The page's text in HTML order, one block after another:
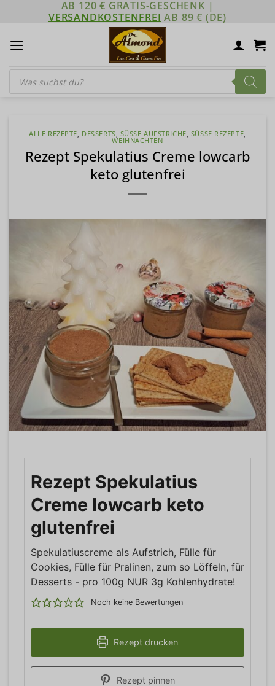
AB 120 € GRATIS-GESCHENK |
VERSANDKOSTENFREI AB 89 € (DE)
Products
search
ALLE REZEPTE, DESSERTS, SÜSSE AUFSTRICHE , SÜSSE REZEPTE ,
WEIHNACHTEN
Rezept Spekulatius Creme lowcarb
keto glutenfrei
Rezept Spekulatius
Creme lowcarb keto
glutenfrei
Spekulatiuscreme als Aufstrich, Fülle für
Cookies, Fülle für Pralinen, zum so Löffeln, für
Desserts - pro 100g NUR 3g Kohlenhydrate!
Noch keine Bewertungen
Rezept drucken
Rezept pinnen